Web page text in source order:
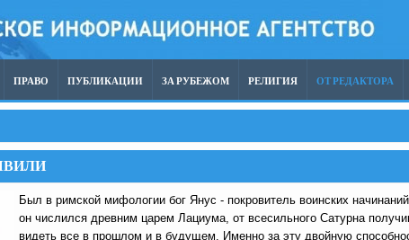
ПРАВО ПУБЛИКАЦИИ ЗА РУБЕЖОМ РЕЛИГИЯ ОТ РЕДАКТОРА
Был в римской мифологии бог Янус - покровитель воинских
он числился древним царем Лациума, от всесильного Сатурна
видеть все в прошлом и в будущем. Именно за эту двойную